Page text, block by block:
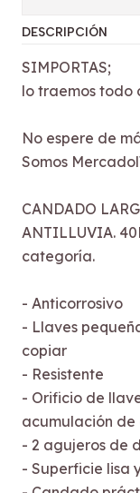
DESCRIPCIÓN
SIMPORTAS;
lo traemos todo
No espere de
Somos
CANDADO
ANTILLUVIA.
categoría.
- Anticorrosivo
- Llaves
copiar
- Resistente
- Orificio de
acumulación
- 2 agujeros de
- Superficie lisa